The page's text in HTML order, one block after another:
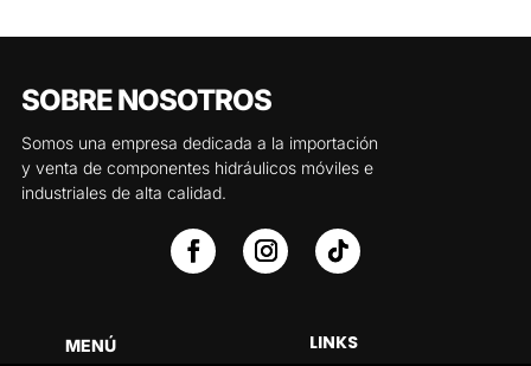
SOBRE NOSOTROS
Somos una empresa dedicada a la importación
y venta de componentes hidráulicos móviles e
industriales de alta calidad.
MENÚ
LINKS